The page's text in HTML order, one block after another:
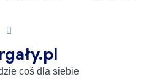
coś dla siebie